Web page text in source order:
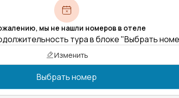
мы не нашли номеров в отеле
тура в блоке "Выбрать
Изменить
Выбрать номер